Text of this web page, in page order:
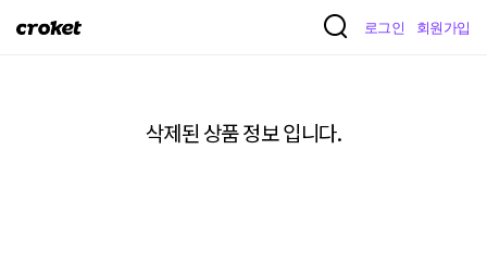
크
로그인 회원가입
삭제된 상품 정보 입니다.